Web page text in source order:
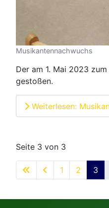
Musikantennachwuchs
Der am 1. Mai 2023
gestoßen.
Weiterlesen:
Seite 3 von 3
1 2 3